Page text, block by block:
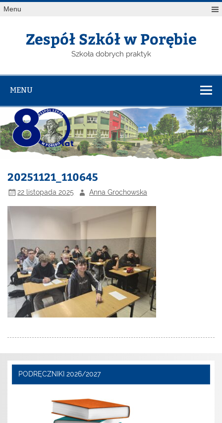
Menu
Zespół Szkół w Porębie
Szkoła dobrych praktyk
MENU
20251121_110645
22 listopada 2025 Anna Grochowska
PODRĘCZNIKI 2026/2027